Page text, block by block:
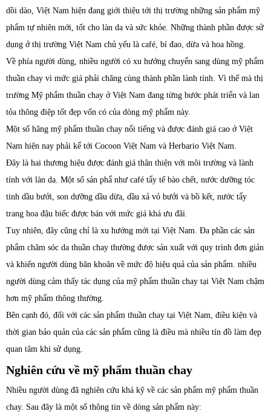
dồi dào, Việt Nam hiện đang giới thiệu tới thị trường những sản phẩm mỹ
phẩm tự nhiên mới, tốt cho làn da và sức khỏe. Những thành phần được sử
dụng ở thị trường Việt Nam chủ yếu là café, bí đao, dừa và hoa hồng.
Về phía người dùng, nhiều người có xu hướng chuyển sang dùng mỹ phẩm
thuần chay vì mức giá phải chăng cùng thành phần lành tính. Vì thế mà thị
trường Mỹ phẩm thuần chay ở Việt Nam đang từng bước phát triển và lan
tỏa thông điệp tốt đẹp vốn có của dòng mỹ phẩm này.
Một số hãng mỹ phẩm thuần chay nổi tiếng và được đánh giá cao ở Việt
Nam hiện nay phải kể tới Cocoon Việt Nam và Herbario Việt Nam.
Đây là hai thương hiệu được đánh giá thân thiện với môi trường và lành
tính với làn da. Một số sản phẩ như café tẩy tế bào chết, nước dưỡng tóc
tinh dầu bưởi, son dưỡng dầu dừa, dầu xả vỏ bưởi và bồ kết, nước tẩy
trang hoa đậu biếc được bán với mức giá khá ưu đãi.
Tuy nhiên, đây cũng chỉ là xu hướng mới tại Việt Nam. Đa phần các sản
phẩm chăm sóc da thuần chay thường được sản xuất với quy trình đơn giản
và khiến người dùng băn khoăn về mức độ hiệu quả của sản phẩm. nhiều
người dùng cảm thấy tác dụng của mỹ phẩm thuần chay tại Việt Nam chậm
hơn mỹ phẩm thông thường.
Bên cạnh đó, đối với các sản phẩm thuần chay tại Việt Nam, điều kiện và
thời gian bảo quản của các sản phẩm cũng là điều mà nhiều tín đồ làm đẹp
quan tâm khi sử dụng.
Nghiên cứu về mỹ phẩm thuần chay
Nhiều người dùng đã nghiên cứu khá kỹ về các sản phẩm mỹ phẩm thuần
chay. Sau đây là một số thông tin về dòng sản phẩm này: